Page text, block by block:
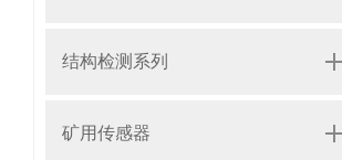
结构检测系列
矿用传感器